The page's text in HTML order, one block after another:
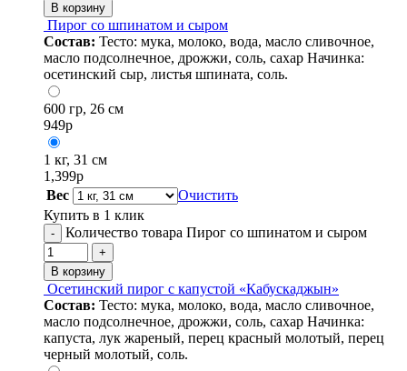
В корзину
Пирог со шпинатом и сыром
Состав: Тесто: мука, молоко, вода, масло сливочное,
масло подсолнечное, дрожжи, соль, сахар Начинка:
осетинский сыр, листья шпината, соль.
600 гр, 26 см
949р
1 кг, 31 см
1,399р
Вес
Очистить
Купить в 1 клик
- Количество товара Пирог со шпинатом и сыром
+
В корзину
Осетинский пирог с капустой «Кабускаджын»
Состав: Тесто: мука, молоко, вода, масло сливочное,
масло подсолнечное, дрожжи, соль, сахар Начинка:
капуста, лук жареный, перец красный молотый, перец
черный молотый, соль.